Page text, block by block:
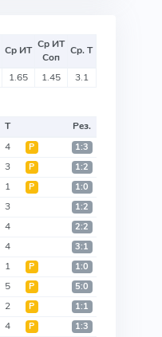
Ср ИТ Ср ИТ
Соп
Ср. Т
1.65 1.45 3.1
Т
Рез.
4 Р 1:3
3 Р 1:2
1 Р 1:0
3 1:2
4 2:2
4 3:1
1 Р 1:0
5 Р 5:0
2 Р 1:1
4 Р 1:3